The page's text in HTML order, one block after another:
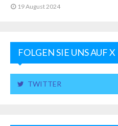
19 August 2024
FOLGEN SIE UNS AUF X
TWITTER